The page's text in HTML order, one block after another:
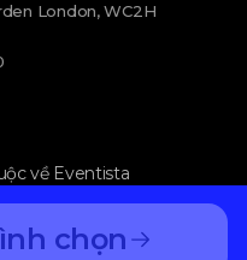
chọn
London, WC2H
về Eventista